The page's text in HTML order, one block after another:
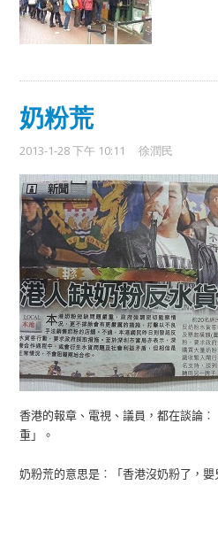
奶粉荒
2013-1-28 下午 10:11 徐潤民
香港的報章、電視、議員，都在談論
重」。
奶粉荒的意思是︰「香港沒奶粉了，嬰